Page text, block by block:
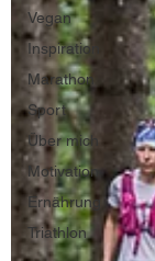
Vegan
Inspiration
Marathon
Sport
Über mich
Motivation
Ernährung
Triathlon